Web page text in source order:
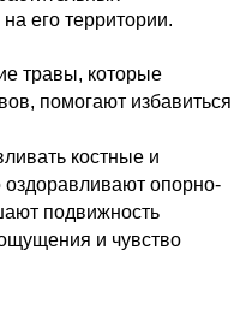
его территории.
травы, которые
помогают избавиться
костные и
опорно-
подвижность
и чувство